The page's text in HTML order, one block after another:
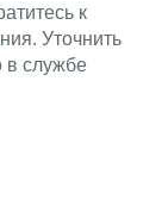
к
Уточнить
в службе